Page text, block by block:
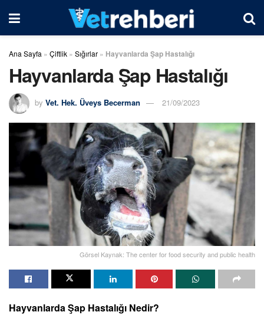
Ana Sayfa » Çiftlik » Sığırlar » Hayvanlarda Şap Hastalığı
Hayvanlarda Şap Hastalığı
by Vet. Hek. Üveys Becerman 21/09/2023
Görsel Kaynak: The center for food security and public health
Hayvanlarda Şap Hastalığı Nedir?